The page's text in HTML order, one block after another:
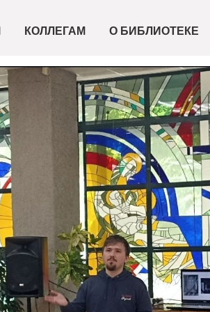
КОЛЛЕГАМ О БИБЛИОТЕКЕ